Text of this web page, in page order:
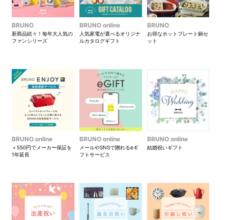
BRUNO
新商品続々！毎年大人気の
ファンシリーズ
BRUNO online
人気家電が選べるオリジナ
ルカタログギフト
BRUNO
お得なホットプレート鍋セ
ット
BRUNO online
＋550円でメーカー保証を
1年延長
BRUNO online
メールやSNSで贈れるeギ
フトサービス
BRUNO online
結婚祝いギフト